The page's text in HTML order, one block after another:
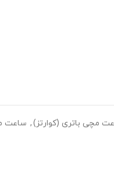
مچی باتری (کوارتز), ساعت